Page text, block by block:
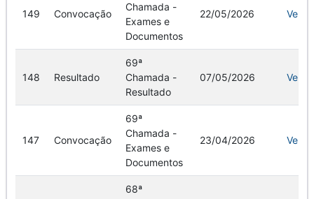
149 Convocação
Chamada -
Exames e
Documentos
22/05/2026 Ver
148 Resultado
69ª
Chamada -
Resultado
07/05/2026 Ver
147 Convocação
​​​​​69ª
Chamada -
Exames e
Documentos
23/04/2026 Ver
68ª